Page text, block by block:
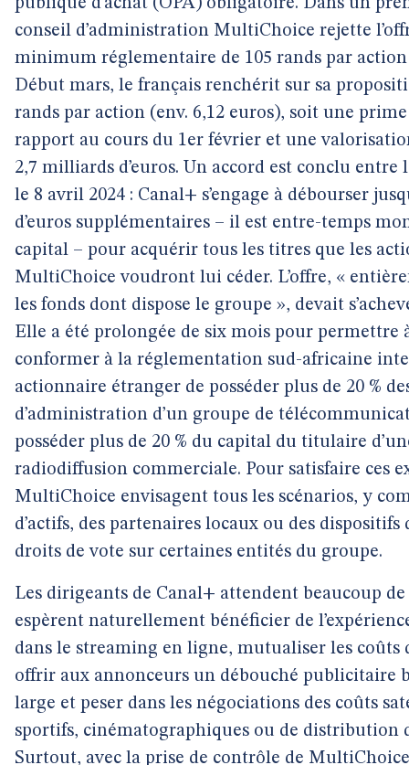
publique d’achat (OPA) obligatoire. Dans un
conseil d’administration MultiChoice rejette
minimum réglementaire de 105 rands par action
Début mars, le français renchérit sur sa
rands par action (env. 6,12 euros), soit une prime
rapport au cours du 1er février et une
2,7 milliards d’euros. Un accord est conclu entre
le 8 avril 2024 : Canal+ s’engage à débourser
d’euros supplémentaires – il est entre-temps
capital – pour acquérir tous les titres que les
MultiChoice voudront lui céder. L’offre, «
les fonds dont dispose le groupe », devait
Elle a été prolongée de six mois pour permettre
conformer à la réglementation sud-africaine
actionnaire étranger de posséder plus de 20 %
d’administration d’un groupe de
posséder plus de 20 % du capital du titulaire
radiodiffusion commerciale. Pour satisfaire ces
MultiChoice envisagent tous les scénarios, y
d’actifs, des partenaires locaux ou des
droits de vote sur certaines entités du groupe.
Les dirigeants de Canal+ attendent beaucoup
espèrent naturellement bénéficier de
dans le streaming en ligne, mutualiser les coûts
offrir aux annonceurs un débouché publicitaire
large et peser dans les négociations des coûts
sportifs, cinématographiques ou de distribution
Surtout, avec la prise de contrôle de